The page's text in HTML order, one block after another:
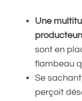
Une
sont en
flambeau
Se
perçoit